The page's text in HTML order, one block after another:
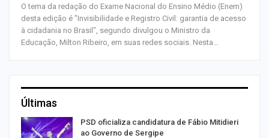
O tema da redação do Exame Nacional do Ensino Médio (Enem)
desta edição é "Invisibilidade e Registro Civil: garantia de acesso
à cidadania no Brasil", segundo divulgou o Ministro da
Educação, Milton Ribeiro, em suas redes sociais. Nesta…
Últimas
PSD oficializa candidatura de Fábio Mitidieri
ao Governo de Sergipe